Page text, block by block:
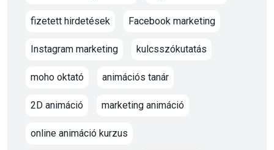
fizetett hirdetések Facebook marketing
Instagram marketing kulcsszókutatás
moho oktató animációs tanár
2D animáció marketing animáció
online animáció kurzus